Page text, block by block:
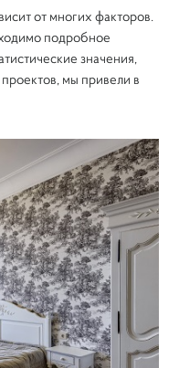
от многих факторов.
подробное
значения,
мы привели в